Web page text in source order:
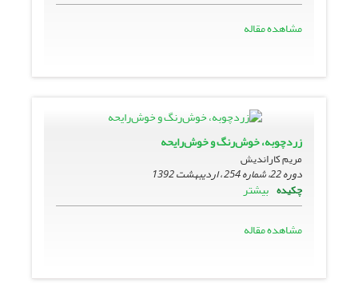
مشاهده مقاله
زردچوبه، خوش‌رنگ و خوش‌رایحه
مریم کاراندیش
دوره 22، شماره 254 ، اردیبهشت 1392
چکیده بیشتر
مشاهده مقاله